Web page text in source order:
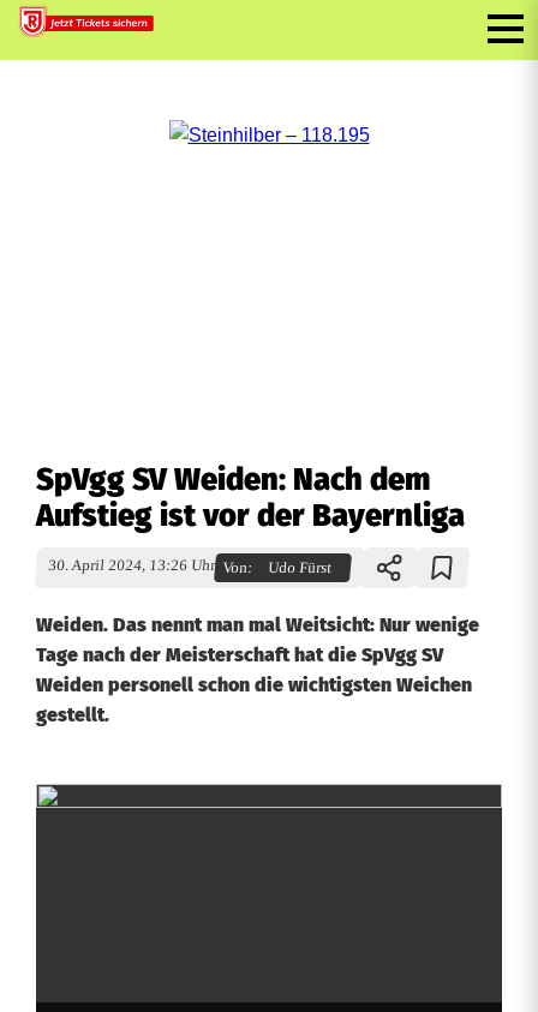
SpVgg SV Weiden: Nach dem
Aufstieg ist vor der Bayernliga
30. April 2024, 13:26 Uhr Von: Udo Fürst
Weiden. Das nennt man mal Weitsicht: Nur wenige
Tage nach der Meisterschaft hat die SpVgg SV
Weiden personell schon die wichtigsten Weichen
gestellt.
S